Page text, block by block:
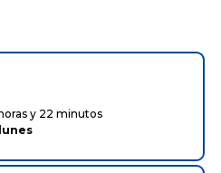
y 22 minutos
lunes